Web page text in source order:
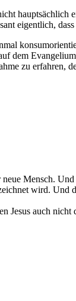
hauptsächlich
eigentlich,
dem
zu erfahren,
Mensch.
wird.
Jesus auch